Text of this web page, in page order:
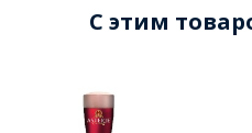
C этим